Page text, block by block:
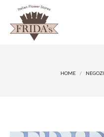
HOME NEGOZI